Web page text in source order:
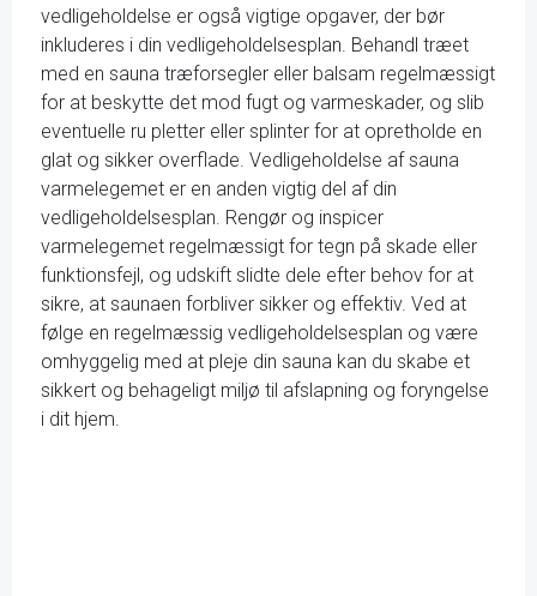
vedligeholdelse er også vigtige opgaver, der bør
inkluderes i din vedligeholdelsesplan. Behandl træet
med en sauna træforsegler eller balsam regelmæssigt
for at beskytte det mod fugt og varmeskader, og slib
eventuelle ru pletter eller splinter for at opretholde en
glat og sikker overflade. Vedligeholdelse af sauna
varmelegemet er en anden vigtig del af din
vedligeholdelsesplan. Rengør og inspicer
varmelegemet regelmæssigt for tegn på skade eller
funktionsfejl, og udskift slidte dele efter behov for at
sikre, at saunaen forbliver sikker og effektiv. Ved at
følge en regelmæssig vedligeholdelsesplan og være
omhyggelig med at pleje din sauna kan du skabe et
sikkert og behageligt miljø til afslapning og foryngelse
i dit hjem.